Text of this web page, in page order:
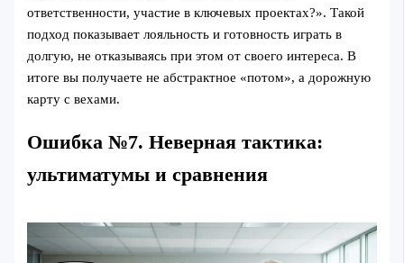
ответственности, участие в ключевых проектах?». Такой
подход показывает лояльность и готовность играть в
долгую, не отказываясь при этом от своего интереса. В
итоге вы получаете не абстрактное «потом», а дорожную
карту с вехами.
Ошибка №7. Неверная тактика:
ультиматумы и сравнения